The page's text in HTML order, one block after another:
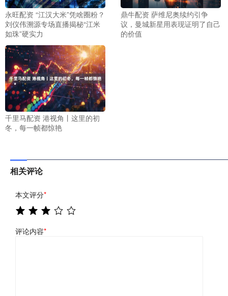
永旺配资 “江汉大米”凭啥圈粉？
刘仪伟溯源专场直播揭秘“江米
如珠”硬实力
鼎牛配资 萨维尼奥续约引争
议，曼城新星用表现证明了自己
的价值
千里马配资 港视角丨这里的初
冬，每一帧都惊艳
相关评论
本文评分*
评论内容*